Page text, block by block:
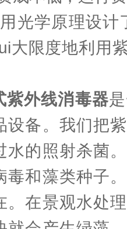
学原理设计
大限度地利用
紫外线消毒器
设备。我们把
水的照射杀菌
毒和藻类种子
。在景观水处